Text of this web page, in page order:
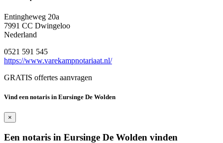
Entingheweg 20a
7991 CC Dwingeloo
Nederland
0521 591 545
https://www.varekampnotariaat.nl/
GRATIS offertes aanvragen
Vind een notaris in Eursinge De Wolden
×
Een notaris in Eursinge De Wolden vinden